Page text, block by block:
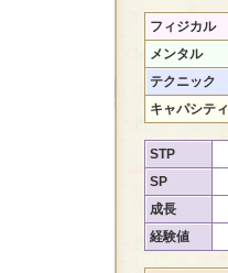
フィジカル
メンタル
テクニック
キャパシティ
STP
SP
成長
経験値